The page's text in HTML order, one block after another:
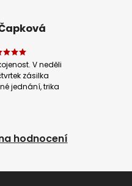
V neděli
zásilka
jednání, trika
hodnocení